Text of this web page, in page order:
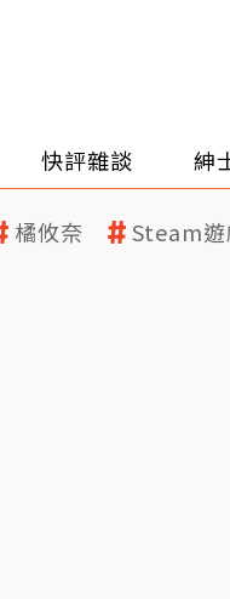
快評雜談 紳
橘攸奈 Steam遊